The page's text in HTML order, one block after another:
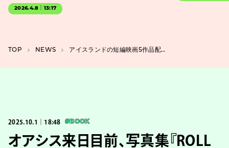
2026.4.8｜13:17
TOP NEWS アイスランドの短編映画5作品配信、『SSFF & ASIA』のオンラインサテライト会場で
2025.10.1｜18:48 #BOOK
オアシス来日目前、写真集『ROLL